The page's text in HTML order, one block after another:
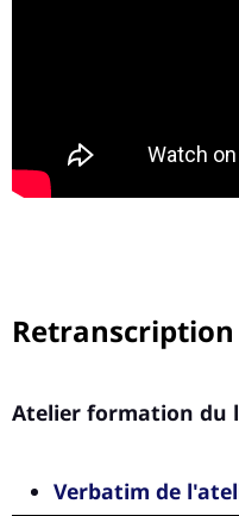
Atelier formation du
Verbatim de